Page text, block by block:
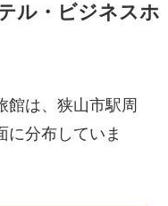
ル・ビジネスホ
館は、狭山市駅周
に分布していま